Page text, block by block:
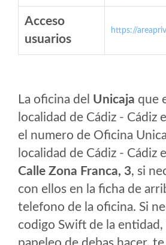
Acceso
usuarios
https://
La oficina del Unicaja que
localidad de Cádiz - Cádiz
el numero de Oficina
localidad de Cádiz - Cádiz
Calle Zona Franca, 3, si
con ellos en la ficha de
telefono de la oficina. Si
codigo Swift de la entidad,